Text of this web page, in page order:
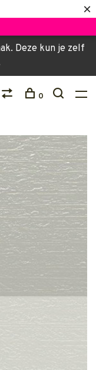
×
Deze kun je zelf
0